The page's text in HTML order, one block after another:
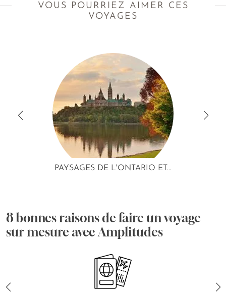
VOUS POURRIEZ AIMER CES
VOYAGES
PAYSAGES DE L'ONTARIO ET...
8 bonnes raisons de faire un voyage
sur mesure avec Amplitudes